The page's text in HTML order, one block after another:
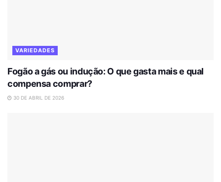
VARIEDADES
Fogão a gás ou indução: O que gasta mais e qual
compensa comprar?
30 DE ABRIL DE 2026